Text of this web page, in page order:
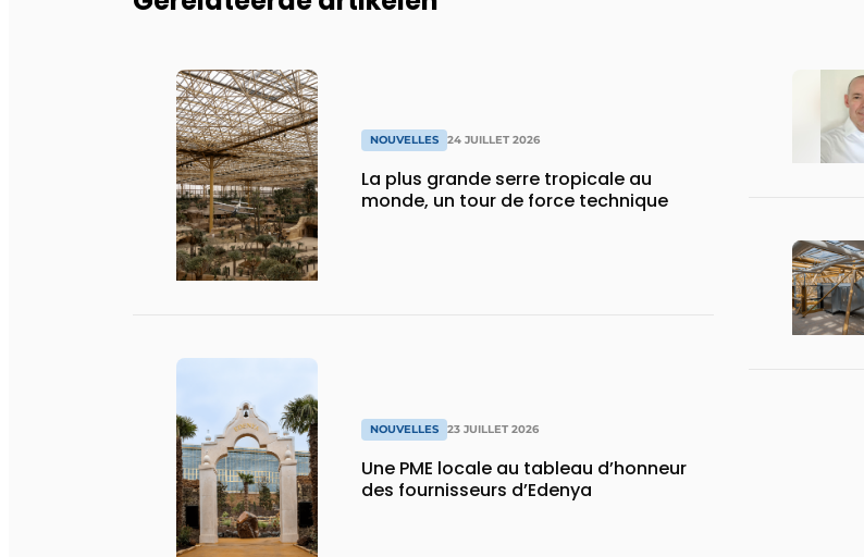
NOUVELLES 24 JUILLET 2026
La plus grande serre tropicale au
monde, un tour de force technique
NOUVELLES 23 JUILLET 2026
Une PME locale au tableau d’honneur
des fournisseurs d’Edenya